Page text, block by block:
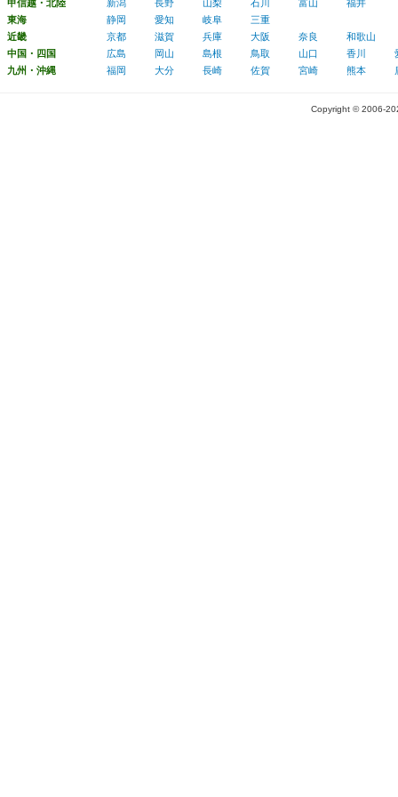
甲信越・北陸 新潟 長野 山梨 石川 富山
福井
東海
静岡 愛知 岐阜
三重
近畿
京都 滋賀 兵庫 大阪 奈良
和歌山
中国・四国
広島 岡山 島根 鳥取 山口 香川
九州・沖縄
福岡 大分 長崎 佐賀 宮崎 熊本
Copyright © 2006-